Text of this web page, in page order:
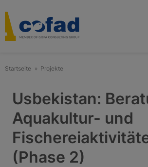
zum
Inhalt
Startseite Projekte
Usbekistan:
Aquakultur- und
(Phase 2)